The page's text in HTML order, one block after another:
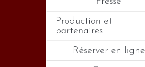
Production et
partenaires
Réserver en ligne